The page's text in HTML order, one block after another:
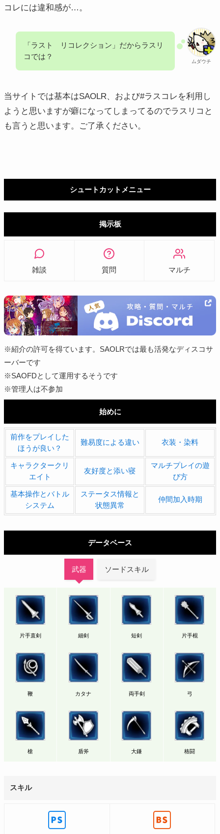
コレには違和感が…。
ムダウチ
「ラスト リコレクション」だからラスリ
コでは？
当サイトでは基本はSAOLR、および#ラスコレを利用し
ようと思いますが癖になってしまってるのでラスリコと
も言うと思います。ご了承ください。
シュートカットメニュー
掲示板
雑談 質問 マルチ
※紹介の許可を得ています。SAOLRでは最も活発なディスコサ
ーバーです
※SAOFDとして運用するそうです
※管理人は不参加
始めに
前作をプレイした
ほうが良い？
難易度による違い 衣装・染料
キャラクタークリ
エイト
友好度と添い寝
マルチプレイの遊
び方
基本操作とバトル
システム
ステータス情報と
状態異常
仲間加入時期
データベース
武器 ソードスキル
片手直剣 細剣 短剣 片手棍
鞭 カタナ 両手剣 弓
槍 盾斧 大鎌 格闘
スキル